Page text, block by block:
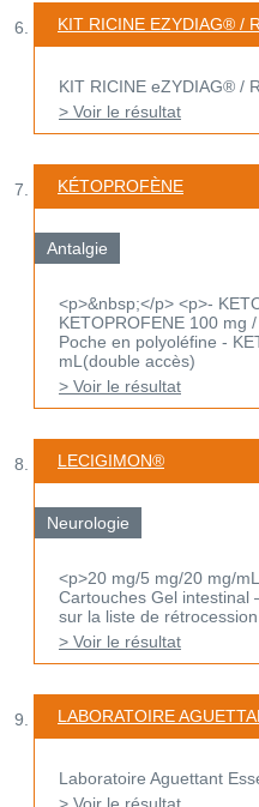
KIT RICINE EZYDIAG® /
KIT RICINE eZYDIAG® /
> Voir le résultat
KÉTOPROFÈNE
Antalgie
<p>&nbsp;</p> <p>-
KETOPROFENE 100 mg
Poche en polyoléfine -
mL(double accès)
> Voir le résultat
LECIGIMON®
Neurologie
<p>20 mg/5 mg/20 mg/
Cartouches Gel intestinal
sur la liste de
> Voir le résultat
LABORATOIRE
Laboratoire Aguettant
> Voir le résultat